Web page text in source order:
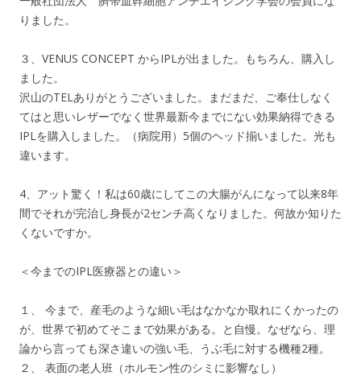
りました。
３、VENUS CONCEPT からIPLが出ました。もちろん、購入し
ました。
沢山のTELありがとうございました。まだまだ、ご奉仕しなく
てはと思いレザーでなく世界最新今までにない効果納得できる
IPLを購入しました。（病院用）5個のヘッド揃いました。光も
違います。
4、アット驚く！私は60歳にしてこの大腸がんになって以来8年
間でそれが完治し身長が2センチ高くなりました。何故か知りた
くないですか。
＜今までのIPL医療器との違い＞
１、 今まで、産毛のような細い毛はなかなか取れにくかったの
が、世界で初めてそこまで効果がある。と自慢。なぜなら、理
論から言っても深さ違いの強い毛、うぶ毛に対する機種2種。
２、 表面の老人班（ホルモン性のシミに影響なし）